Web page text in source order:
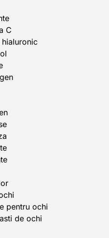
C
pentru ochi
de ochi